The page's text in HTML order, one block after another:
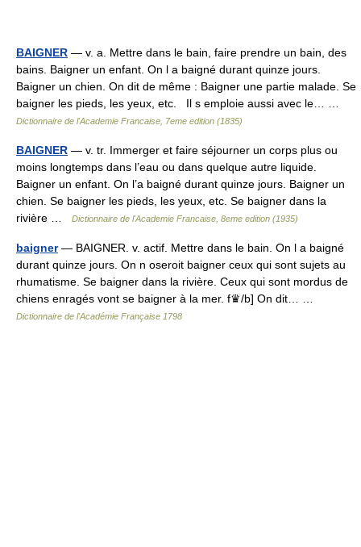
BAIGNER — v. a. Mettre dans le bain, faire prendre un bain, des
bains. Baigner un enfant. On l a baigné durant quinze jours.
Baigner un chien. On dit de même : Baigner une partie malade. Se
baigner les pieds, les yeux, etc. Il s emploie aussi avec le… …
Dictionnaire de l'Academie Francaise, 7eme edition (1835)
BAIGNER — v. tr. Immerger et faire séjourner un corps plus ou
moins longtemps dans l’eau ou dans quelque autre liquide.
Baigner un enfant. On l’a baigné durant quinze jours. Baigner un
chien. Se baigner les pieds, les yeux, etc. Se baigner dans la
rivière …
Dictionnaire de l'Academie Francaise, 8eme edition (1935)
baigner— BAIGNER. v. actif. Mettre dans le bain. On l a baigné
durant quinze jours. On n oseroit baigner ceux qui sont sujets au
rhumatisme. Se baigner dans la rivière. Ceux qui sont mordus de
chiens enragés vont se baigner à la mer. f♛/b] On dit… …
Dictionnaire de l'Académie Française 1798